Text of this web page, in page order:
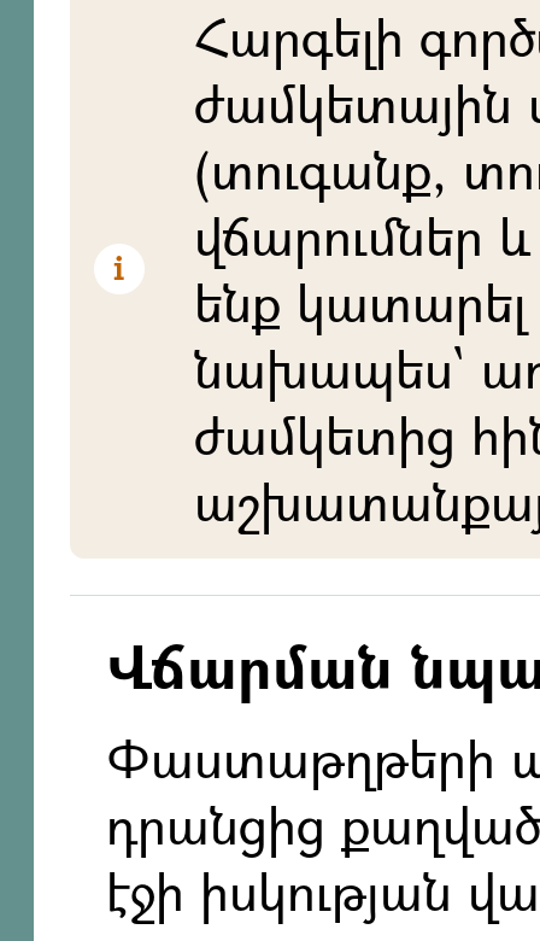
Հարգելի
ժամկետային
(տուգանք,
վճարումներ
ենք կատարել
նախապես`
ժամկետից
Վճարման
Փաստաթղթերի
դրանցից
էջի իսկության